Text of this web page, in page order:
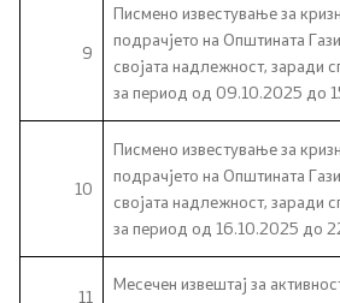
Отчетност
Сервисни информации
Антикорупција
Организација и систематизација
9
Писмено известување за
подрачјето на Општината
својата надлежност, заради
за период од 09.10.2025 до
10
Писмено известување за
подрачјето на Општината
својата надлежност, заради
за период од 16.10.2025 до
11
Месечен извештај за